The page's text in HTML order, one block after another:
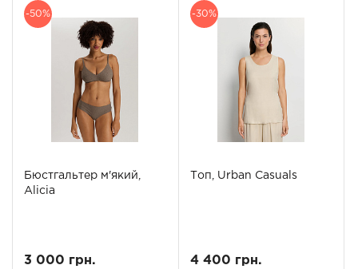
-50%
Бюстгальтер м'який,
Alicia
3 000 грн.
-30%
Топ, Urban Casuals
4 400 грн.